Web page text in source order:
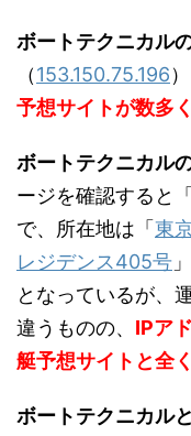
ボートテクニカル
（153.150.75.196
予想サイトが数多く
ボートテクニカル
ージを確認すると「
で、所在地は「 東
レジデンス405号
となっているが、
違うものの、 IPア
艇予想サイトと全
ボートテクニカル